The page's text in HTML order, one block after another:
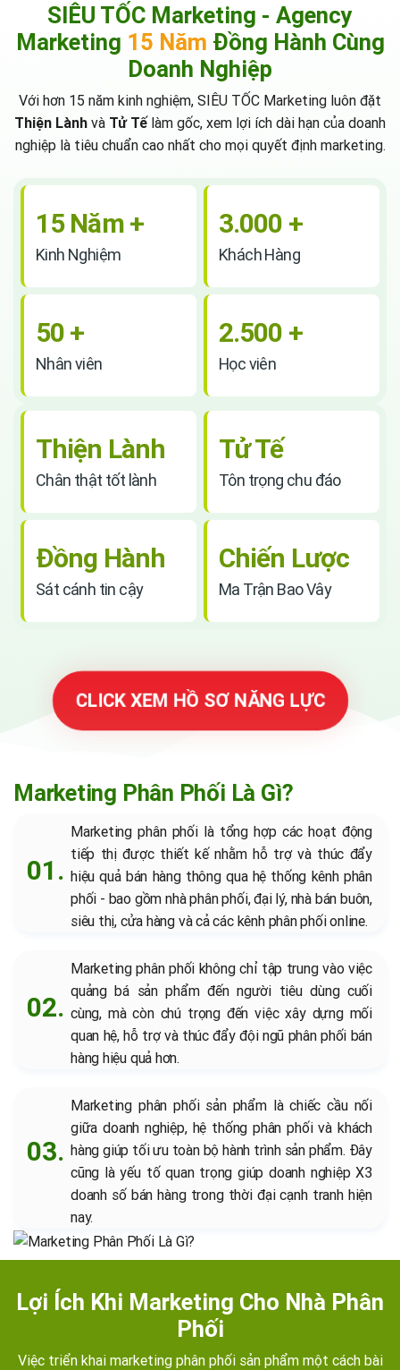
SIÊU TỐC Marketing - Agency
Marketing 15 Năm Đồng Hành Cùng
Doanh Nghiệp
Với hơn 15 năm kinh nghiệm, SIÊU TỐC Marketing luôn đặt
Thiện Lành và Tử Tế làm gốc, xem lợi ích dài hạn của doanh
nghiệp là tiêu chuẩn cao nhất cho mọi quyết định marketing.
15 Năm +
Kinh Nghiệm
3.000 +
Khách Hàng
50 +
Nhân viên
2.500 +
Học viên
Thiện Lành
Chân thật tốt lành
Tử Tế
Tôn trọng chu đáo
Đồng Hành
Sát cánh tin cậy
Chiến Lược
Ma Trận Bao Vây
CLICK XEM HỒ SƠ NĂNG LỰC
Marketing Phân Phối Là Gì?
Marketing phân phối là tổng hợp các hoạt động
tiếp thị được thiết kế nhằm hỗ trợ và thúc đẩy
hiệu quả bán hàng thông qua hệ thống kênh phân
phối - bao gồm nhà phân phối, đại lý, nhà bán buôn,
siêu thị, cửa hàng và cả các kênh phân phối online.
Marketing phân phối không chỉ tập trung vào việc
quảng bá sản phẩm đến người tiêu dùng cuối
cùng, mà còn chú trọng đến việc xây dựng mối
quan hệ, hỗ trợ và thúc đẩy đội ngũ phân phối bán
hàng hiệu quả hơn.
Marketing phân phối sản phẩm là chiếc cầu nối
giữa doanh nghiệp, hệ thống phân phối và khách
hàng giúp tối ưu toàn bộ hành trình sản phẩm. Đây
cũng là yếu tố quan trọng giúp doanh nghiệp X3
doanh số bán hàng trong thời đại cạnh tranh hiện
nay.
Lợi Ích Khi Marketing Cho Nhà Phân
Phối
Việc triển khai marketing phân phối sản phẩm một cách bài